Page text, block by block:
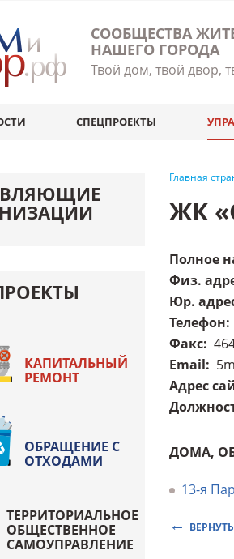
СООБЩЕСТВА
НАШЕГО ГОРОДА
Твой дом, твой двор,
СПЕЦПРОЕКТЫ
Главная
ЖК
Полное
Физ.
Юр.
Телефон:
Факс:
Email:
Адрес
ДОМА,
13-я
КАПИТАЛЬНЫЙ
РЕМОНТ
ОБРАЩЕНИЕ С
ОТХОДАМИ
ТЕРРИТОРИАЛЬНОЕ
ОБЩЕСТВЕННОЕ
САМОУПРАВЛЕНИЕ